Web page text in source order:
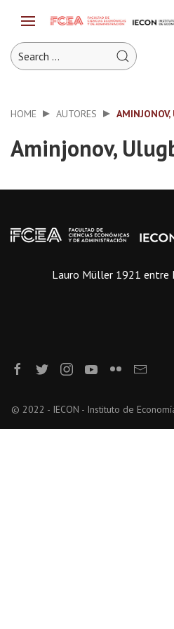
HOME AUTORES AMINJONOV,
Aminjonov,
Lauro Müller 1921 entre
© 2022 - IECON - Instituto de